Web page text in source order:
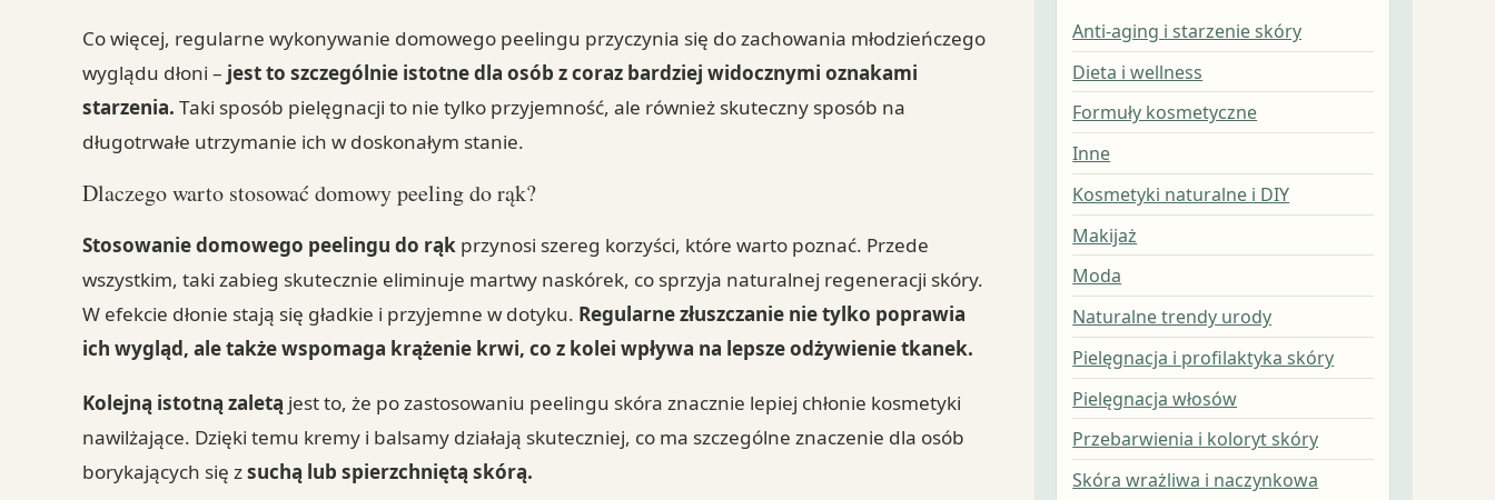
Co więcej, regularne wykonywanie domowego peelingu przyczynia się do zachowania młodzieńczego
wyglądu dłoni – jest to szczególnie istotne dla osób z coraz bardziej widocznymi oznakami
starzenia. Taki sposób pielęgnacji to nie tylko przyjemność, ale również skuteczny sposób na
długotrwałe utrzymanie ich w doskonałym stanie.
Dlaczego warto stosować domowy peeling do rąk?
Stosowanie domowego peelingu do rąk przynosi szereg korzyści, które warto poznać. Przede
wszystkim, taki zabieg skutecznie eliminuje martwy naskórek, co sprzyja naturalnej regeneracji skóry.
W efekcie dłonie stają się gładkie i przyjemne w dotyku. Regularne złuszczanie nie tylko poprawia
ich wygląd, ale także wspomaga krążenie krwi, co z kolei wpływa na lepsze odżywienie tkanek.
Kolejną istotną zaletą jest to, że po zastosowaniu peelingu skóra znacznie lepiej chłonie kosmetyki
nawilżające. Dzięki temu kremy i balsamy działają skuteczniej, co ma szczególne znaczenie dla osób
borykających się zsuchą lub spierzchniętą skórą.
Anti-aging i starzenie skóry
Dieta i wellness
Formuły kosmetyczne
Inne
Kosmetyki naturalne i DIY
Makijaż
Moda
Naturalne trendy urody
Pielęgnacja i profilaktyka skóry
Pielęgnacja włosów
Przebarwienia i koloryt skóry
Skóra wrażliwa i naczynkowa